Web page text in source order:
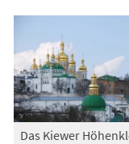
Das Kiewer